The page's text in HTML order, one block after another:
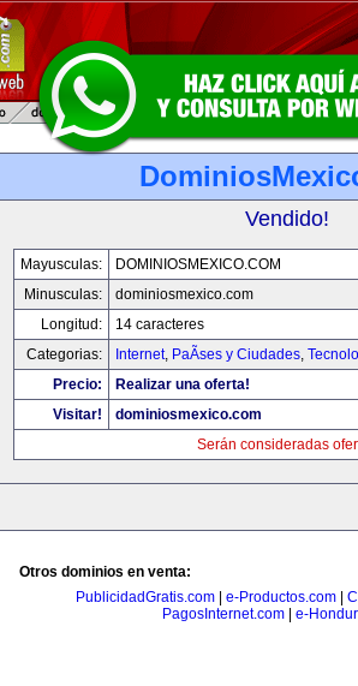
Vendido!
Mayusculas:
DOMINIOSMEXICO.COM
Minusculas:
dominiosmexico.com
Longitud:
14 caracteres
Categorias:
Internet, PaÃ­ses y Ciudades,
Precio:
Realizar una oferta!
Visitar!
dominiosmexico.com
Serán consideradas
Otros dominios en venta:
PublicidadGratis.com
e-Productos.com
PagosInternet.com
e-